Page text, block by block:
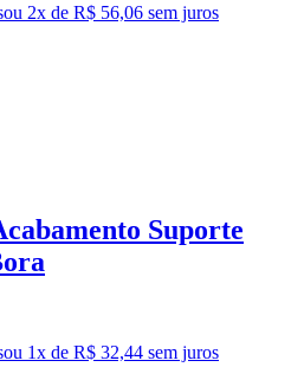
ou 2x de R$ 56,06 sem juros
Suporte
ou 1x de R$ 32,44 sem juros